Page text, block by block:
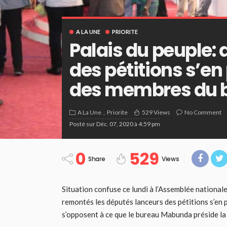
A LA UNE PRIORITE
Palais du peuple:
des pétitions
des membres du
A La Une Priorite 529 Views
No Comment
Posté sur Déc. 07, 2020 à 4:59 pm
0 Share 529 Views
Situation confuse ce lundi à l’Assemblée
remontés les députés lanceurs des pétitions
s’opposent à ce que le bureau Mabunda préside